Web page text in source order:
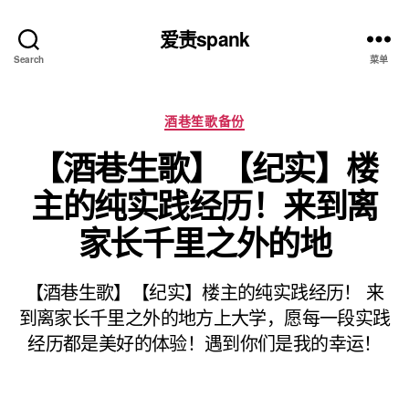
Search
爱责spank
菜单
分
类
酒巷笙歌备份
【酒巷生歌】【纪实】楼
主的纯实践经历！来到离
家长千里之外的地
【酒巷生歌】【纪实】楼主的纯实践经历！ 来
到离家长千里之外的地方上大学，愿每一段实践
经历都是美好的体验！遇到你们是我的幸运！